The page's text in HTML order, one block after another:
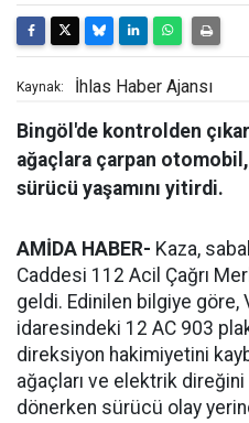
Kaynak: İhlas Haber Ajansı
Bingöl'de kontrolden
ağaçlara çarpan
sürücü yaşamını yitirdi.
AMİDA HABER- Kaza,
Caddesi 112 Acil Çağrı
geldi. Edinilen bilgiye göre,
idaresindeki 12 AC 903
direksiyon hakimiyetini
ağaçları ve elektrik
dönerken sürücü olay